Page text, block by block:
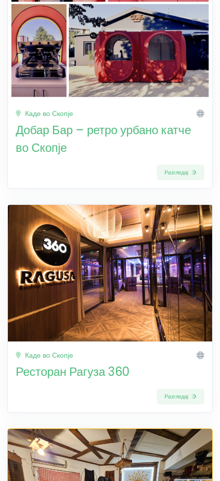
Каде во Скопје
Добар Бар – ретро урбано катче
во Скопје
Разгледај
Каде во Скопје
Ресторан Рагуза 360
Разгледај